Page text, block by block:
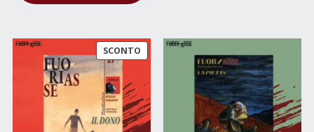
SCONTO PRODOTTO
IN